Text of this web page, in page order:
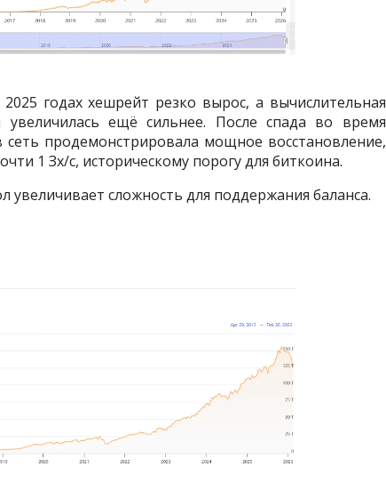
годах хешрейт резко вырос, а вычислительная
ещё сильнее. После спада во время
продемонстрировала мощное восстановление,
1 Зх/с, историческому порогу для биткоина.
увеличивает сложность для поддержания баланса.